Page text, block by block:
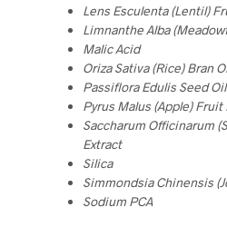
Lens Esculenta (Lentil)
Limnanthe Alba
Malic Acid
Oriza Sativa (Rice) Bran
Passiflora Edulis Seed Oil
Pyrus Malus (Apple) Fruit
Saccharum Officinarum
Extract
Silica
Simmondsia Chinensis
Sodium PCA